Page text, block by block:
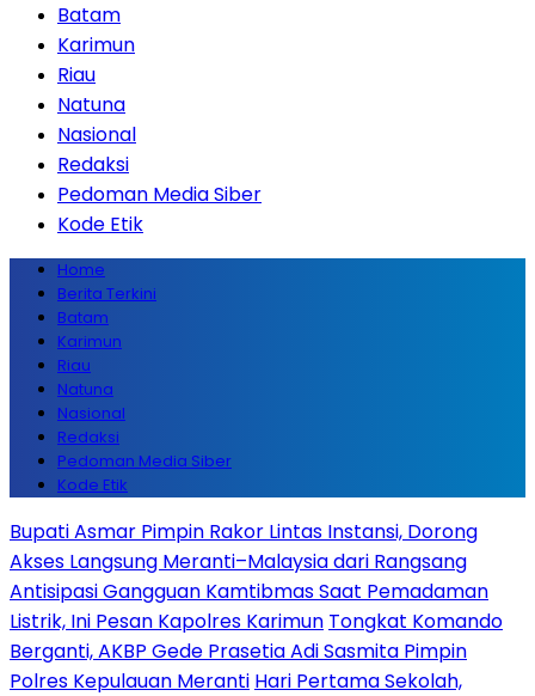
Batam
Karimun
Riau
Natuna
Nasional
Redaksi
Pedoman Media Siber
Kode Etik
Home
Berita Terkini
Batam
Karimun
Riau
Natuna
Nasional
Redaksi
Pedoman Media Siber
Kode Etik
Bupati Asmar Pimpin Rakor Lintas Instansi, Dorong
Akses Langsung Meranti–Malaysia dari Rangsang
Antisipasi Gangguan Kamtibmas Saat Pemadaman
Listrik, Ini Pesan Kapolres Karimun Tongkat Komando
Berganti, AKBP Gede Prasetia Adi Sasmita Pimpin
Polres Kepulauan Meranti Hari Pertama Sekolah,